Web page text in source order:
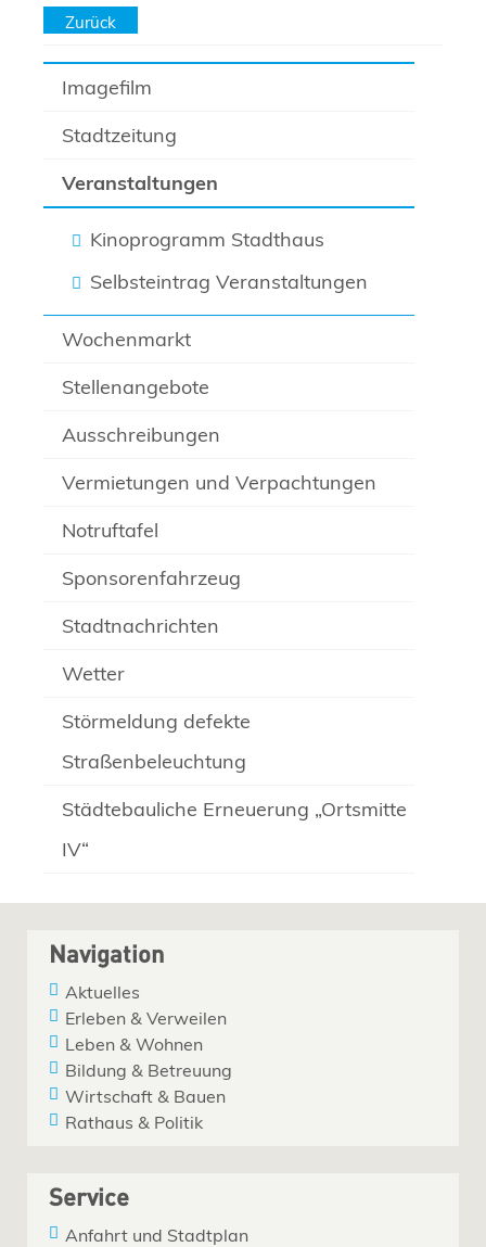
Imagefilm
Stadtzeitung
Veranstaltungen
Kinoprogramm Stadthaus
Selbsteintrag Veranstaltungen
Wochenmarkt
Stellenangebote
Ausschreibungen
Vermietungen und Verpachtungen
Notruftafel
Sponsorenfahrzeug
Stadtnachrichten
Wetter
Störmeldung defekte
Straßenbeleuchtung
Städtebauliche Erneuerung „Ortsmitte
IV“
Zurück
Navigation
Aktuelles
Erleben & Verweilen
Leben & Wohnen
Bildung & Betreuung
Wirtschaft & Bauen
Rathaus & Politik
Service
Anfahrt und Stadtplan